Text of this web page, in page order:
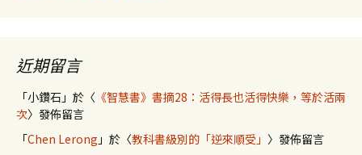
近期留言
「小鑽石 」於〈 《智慧書》書摘28：活得長也活得快樂，等於活兩
次〉發佈留言
「Chen Lerong 」於〈教科書級別的「逆來順受」 〉發佈留言